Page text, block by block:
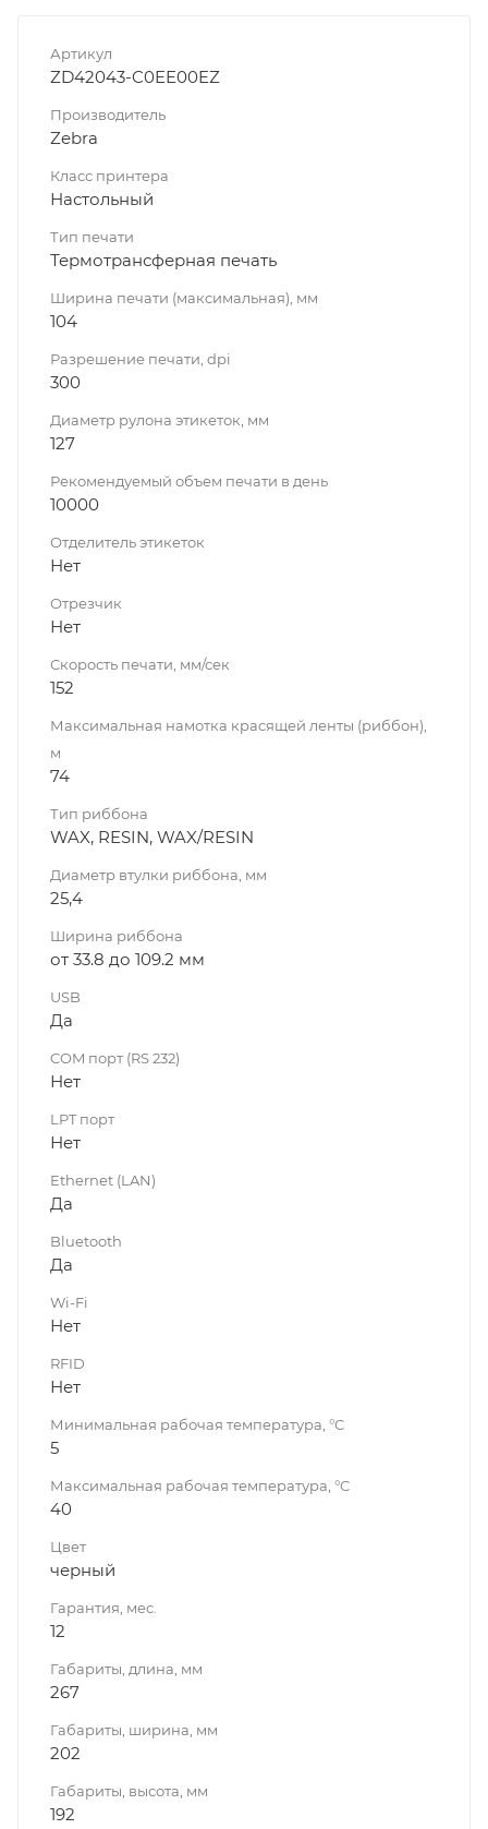
Артикул
ZD42043-C0EE00EZ
Производитель
Zebra
Класс принтера
Настольный
Тип печати
Термотрансферная печать
Ширина печати (максимальная), мм
104
Разрешение печати, dpi
300
Диаметр рулона этикеток, мм
127
Рекомендуемый объем печати в день
10000
Отделитель этикеток
Нет
Отрезчик
Нет
Скорость печати, мм/сек
152
Максимальная намотка красящей ленты (риббон),
м
74
Тип риббона
WAX, RESIN, WAX/RESIN
Диаметр втулки риббона, мм
25,4
Ширина риббона
от 33.8 до 109.2 мм
USB
Да
COM порт (RS 232)
Нет
LPT порт
Нет
Ethernet (LAN)
Да
Bluetooth
Да
Wi-Fi
Нет
RFID
Нет
Минимальная рабочая температура, °C
5
Максимальная рабочая температура, °C
40
Цвет
черный
Гарантия, мес.
12
Габариты, длина, мм
267
Габариты, ширина, мм
202
Габариты, высота, мм
192